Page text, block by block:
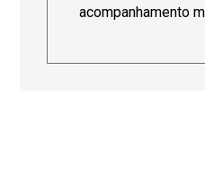
acompanhamento